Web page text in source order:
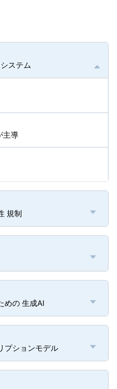
ステム
主導
規制
めの 生成AI
プションモデル